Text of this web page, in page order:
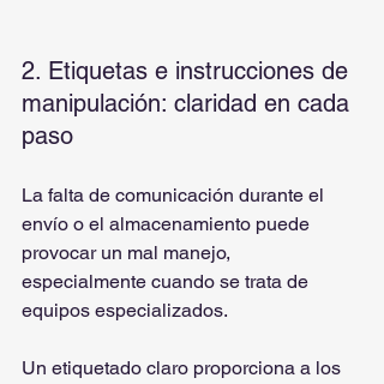
2. Etiquetas e instrucciones de
manipulación: claridad en cada
paso
La falta de comunicación durante el
envío o el almacenamiento puede
provocar un mal manejo,
especialmente cuando se trata de
equipos especializados.
Un etiquetado claro proporciona a los